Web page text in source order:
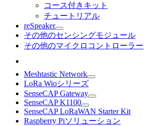
コース付きキット
チュートリアル
reSpeaker
その他のセンシングモジュール
その他のマイクロコントローラー
Meshtastic Network
LoRa Wioシリーズ
SenseCAP Gateway
SenseCAP K1100
SenseCAP LoRaWAN Starter Kit
Raspberry Piソリューション